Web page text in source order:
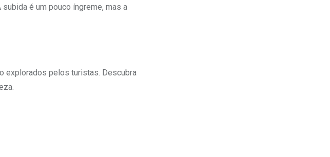
é um pouco íngreme, mas a
explorados pelos turistas. Descubra